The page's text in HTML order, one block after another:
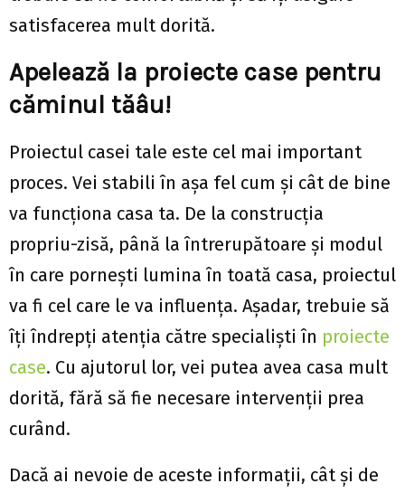
satisfacerea mult dorită.
Apelează la proiecte case pentru
căminul tăâu!
Proiectul casei tale este cel mai important
proces. Vei stabili în așa fel cum și cât de bine
va funcționa casa ta. De la construcția
propriu-zisă, până la întrerupătoare și modul
în care pornești lumina în toată casa, proiectul
va fi cel care le va influența. Așadar, trebuie să
îți îndrepți atenția către specialiști în proiecte
case. Cu ajutorul lor, vei putea avea casa mult
dorită, fără să fie necesare intervenții prea
curând.
Dacă ai nevoie de aceste informații, cât și de